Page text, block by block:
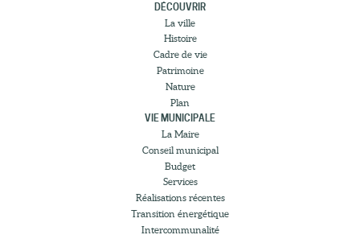
DÉCOUVRIR
La ville
Histoire
Cadre de vie
Patrimoine
Nature
Plan
VIE MUNICIPALE
La Maire
Conseil municipal
Budget
Services
Réalisations récentes
Transition énergétique
Intercommunalité